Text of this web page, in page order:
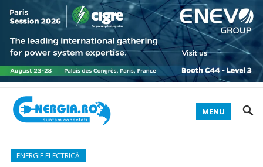
MENU
ENERGIE ELECTRICĂ